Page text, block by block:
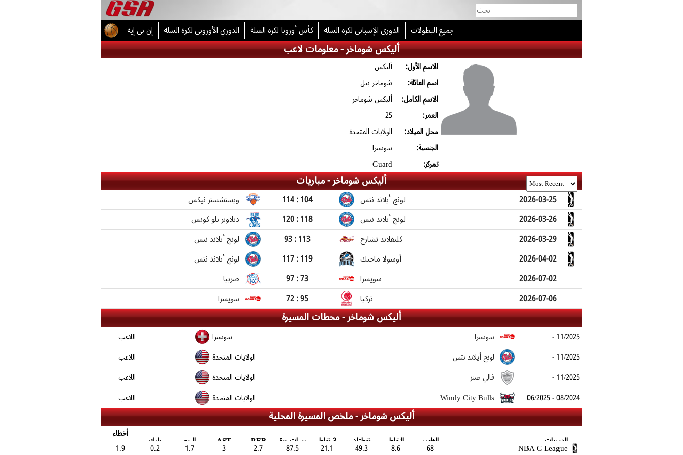
إن بي إيه الدوري الأوروبي لكرة السلة كأس أوروبا لكرة السلة الدوري الإسباني لكرة السلة جميع البطولات
أليكس شوماخر -معلومات لاعب
الاسم الأول:
أليكس
اسم العائلة:
شوماخر بيل
الاسم الكامل:
أليكس شوماخر
العمر:
25
محل الميلاد:
الولايات المتحدة
الجنسية:
سويسرا
تمركز:
Guard
أليكس شوماخر -مباريات
ويستشستر نيكس 114 : 104 لونج أيلاند نتس
2026-03-25
ديلاوير بلو كوتس
120 : 118 لونج أيلاند نتس
2026-03-26
لونج أيلاند نتس
93 : 113 كليفلاند تشارج
2026-03-29
لونج أيلاند نتس
117 : 119 أوسولا ماجيك
2026-04-02
صربيا
97 : 73 سويسرا
2026-07-02
سويسرا
72 : 95 تركيا 2026-07-06
أليكس شوماخر -محطات المسيرة
اللاعب سويسرا سويسرا
- 11/2025
اللاعب
الولايات المتحدة لونج أيلاند نتس
- 11/2025
اللاعب
الولايات المتحدة فالي صنز
- 11/2025
اللاعب
الولايات المتحدة Windy City Bulls 06/2025 - 08/2024
أليكس شوماخر -ملخص المسيرة المحلية
الدوريات الظهور النقاط نقطتان 3 نقاط رميات حرة REB
AST اليوم بلوك
أخطاء
شخصية
NBA G League
68
8.6
49.3
21.1
87.5
2.7
3
1.7
0.2
1.9